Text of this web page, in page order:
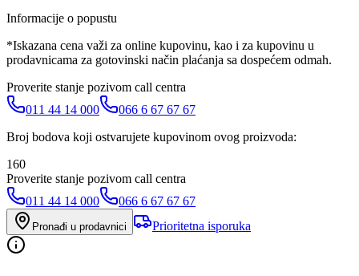
Informacije o popustu
*Iskazana cena važi za online kupovinu, kao i za kupovinu u
prodavnicama za gotovinski način plaćanja sa dospećem odmah.
Proverite stanje pozivom call centra
011 44 14 000
066 6 67 67 67
Broj bodova koji ostvarujete kupovinom ovog proizvoda:
160
Proverite stanje pozivom call centra
011 44 14 000
066 6 67 67 67
Pronađi u prodavnici Prioritetna isporuka